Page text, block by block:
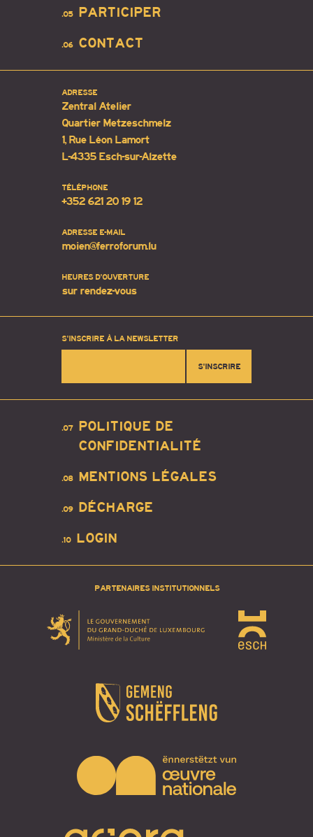
PARTICIPER
.05
CONTACT
.06
ADRESSE
Zentral Atelier
Quartier Metzeschmelz
1, Rue Léon Lamort
L-4335 Esch-sur-Alzette
TÉLÉPHONE
+352 621 20 19 12
ADRESSE E-MAIL
moien@ferroforum.lu
HEURES D'OUVERTURE
sur rendez-vous
S'INSCRIRE À LA NEWSLETTER
S'INSCRIRE
POLITIQUE DE
CONFIDENTIALITÉ
.07
MENTIONS LÉGALES
.08
DÉCHARGE
.09
LOGIN
.10
PARTENAIRES INSTITUTIONNELS